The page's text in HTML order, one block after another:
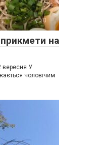
0
на
вересня У
чоловічим